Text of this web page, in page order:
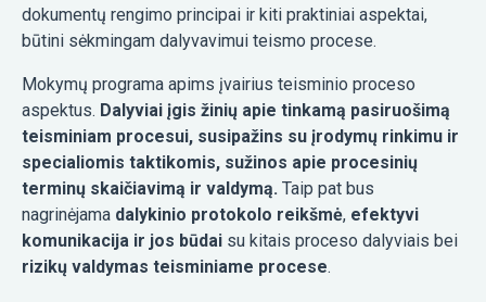
dokumentų rengimo principai ir kiti praktiniai aspektai,
būtini sėkmingam dalyvavimui teismo procese.
Mokymų programa apims įvairius teisminio proceso
aspektus. Dalyviai įgis žinių apie tinkamą pasiruošimą
teisminiam procesui, susipažins su įrodymų rinkimu ir
specialiomis taktikomis, sužinos apie procesinių
terminų skaičiavimą ir valdymą. Taip pat bus
nagrinėjama dalykinio protokolo reikšmė, efektyvi
komunikacija ir jos būdai su kitais proceso dalyviais bei
rizikų valdymas teisminiame procese.